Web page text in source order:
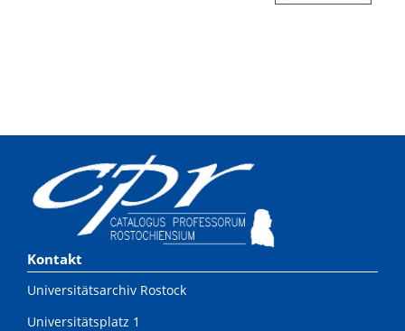
Kontakt
Universitätsarchiv Rostock
Universitätsplatz 1